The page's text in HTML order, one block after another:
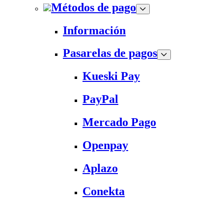
Métodos de pago
Información
Pasarelas de pagos
Kueski Pay
PayPal
Mercado Pago
Openpay
Aplazo
Conekta